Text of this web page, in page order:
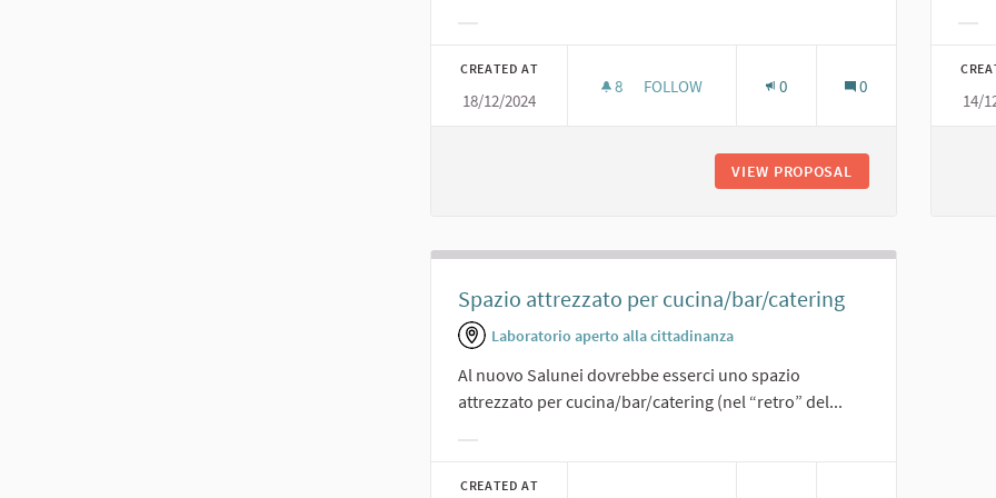
CREATED AT
18/12/2024
8 8 FOLLOWERS
FOLLOW 0 0
VIEW PROPOSAL
14/
Spazio attrezzato per cucina/bar/catering
Laboratorio aperto alla cittadinanza
Al nuovo Salunei dovrebbe esserci uno spazio
attrezzato per cucina/bar/catering (nel “retro” del...
CREATED AT